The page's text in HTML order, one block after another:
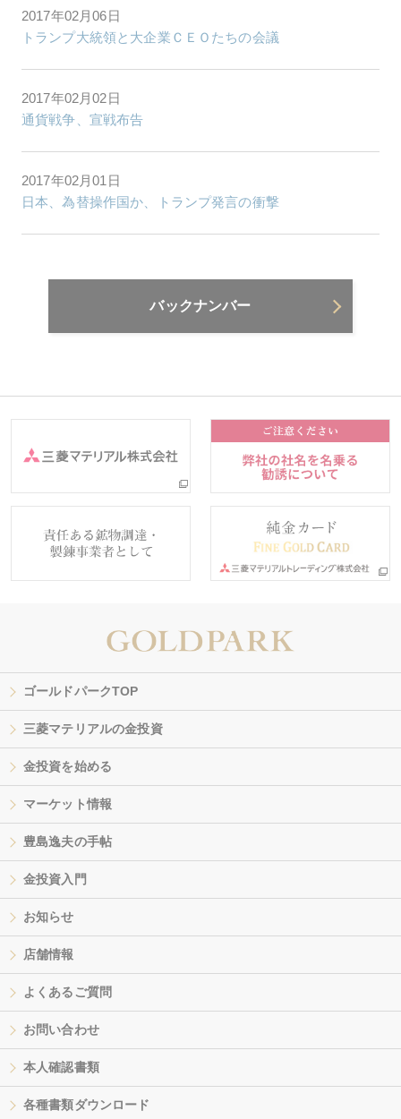
2017年02月06日
トランプ大統領と大企業ＣＥＯたちの会議
2017年02月02日
通貨戦争、宣戦布告
2017年02月01日
日本、為替操作国か、トランプ発言の衝撃
バックナンバー
ゴールドパークTOP
三菱マテリアルの金投資
金投資を始める
マーケット情報
豊島逸夫の手帖
金投資入門
お知らせ
店舗情報
よくあるご質問
お問い合わせ
本人確認書類
各種書類ダウンロード